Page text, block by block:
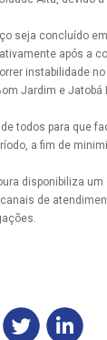
seja concluído
após a
instabilidade
Jardim e Jatobá
todos para que
a fim de
disponibiliza um
de